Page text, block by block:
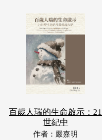
百歲人瑞的生命啟示：21
世紀中
作者：嚴嘉明